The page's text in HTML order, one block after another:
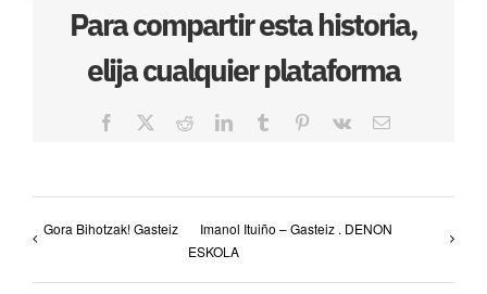
Para compartir esta historia,
elija cualquier plataforma
Facebook RedditLinkedInTumblr Pinterest
Vk
Correo
Gora Bihotzak! Gasteiz
Imanol Ituiño – Gasteiz . DENON
ESKOLA